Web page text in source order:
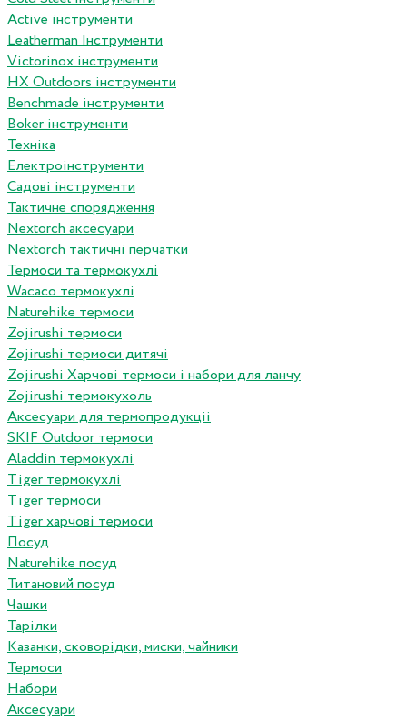
Active інструменти
Leatherman Інструменти
Victorinox інструменти
HX Outdoors інструменти
Benchmade інструменти
Boker інструменти
Техніка
Електроінструменти
Садові інструменти
Тактичне спорядження
Nextorch аксесуари
Nextorch тактичні перчатки
Термоси та термокухлі
Wacaco термокухлі
Naturehike термоси
Zojirushi термоси
Zojirushi термоси дитячі
Zojirushi Харчові термоси і набори для ланчу
Zojirushi термокухоль
Аксесуари для термопродукціі
SKIF Outdoor термоси
Aladdin термокухлі
Tiger термокухлі
Tiger термоси
Tiger харчові термоси
Посуд
Naturehike посуд
Титановий посуд
Чашки
Тарілки
Казанки, сковорідки, миски, чайники
Термоси
Набори
Аксесуари